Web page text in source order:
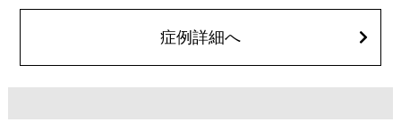
顔の脂肪吸引箇所の追加 1ヶ所ごと+162,800円(税込)
オプション：笑気麻酔 3,300円(税込)
症例詳細へ